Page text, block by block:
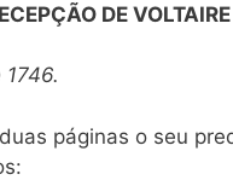
DE
páginas o seu